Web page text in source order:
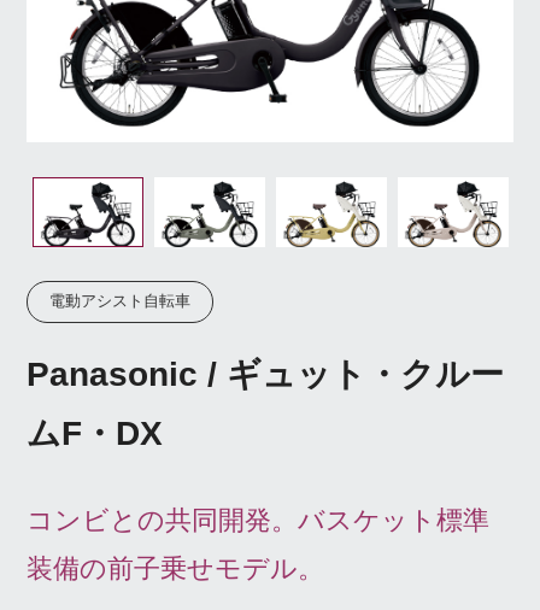
電動アシスト自転車
Panasonic / ギュット・クルー
ムF・DX
コンビとの共同開発。バスケット標準
装備の前子乗せモデル。